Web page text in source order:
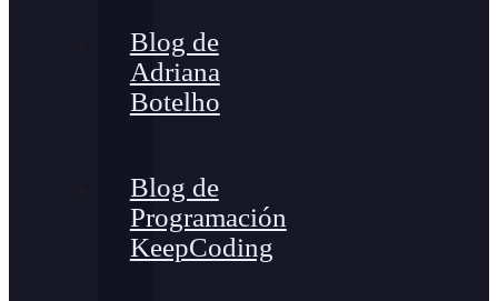
Blog de
Adriana
Botelho
Blog de
Programación
KeepCoding